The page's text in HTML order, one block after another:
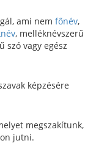
ami nem főnév,
, melléknévszerű
szó vagy egész
képzésére
megszakítunk,
jutni.